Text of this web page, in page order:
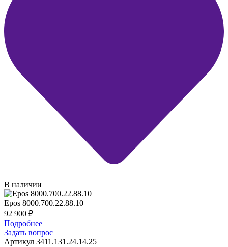
В наличии
Epos 8000.700.22.88.10
92 900 ₽
Подробнее
Задать вопрос
Артикул 3411.131.24.14.25